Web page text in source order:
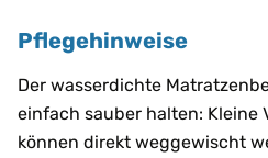
Pflegehinweise
Der wasserdichte
einfach sauber halten: Kleine
können direkt weggewischt